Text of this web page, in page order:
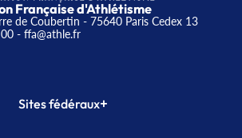
Française d'Athlétisme
de Coubertin - 75640 Paris Cedex 13
- ffa@athle.fr
Sites fédéraux+